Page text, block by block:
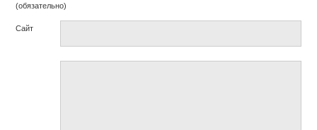
(обязательно)
Сайт